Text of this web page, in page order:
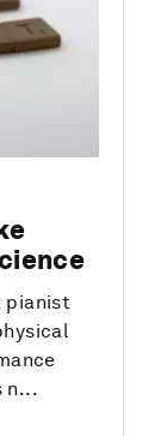
pianist
n...